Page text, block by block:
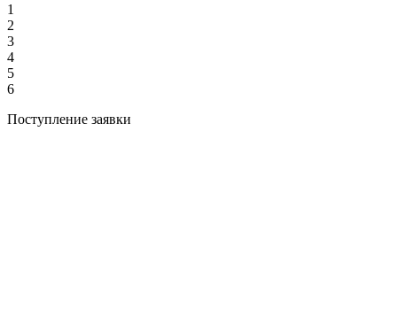
1
2
3
4
5
6
Поступление заявки